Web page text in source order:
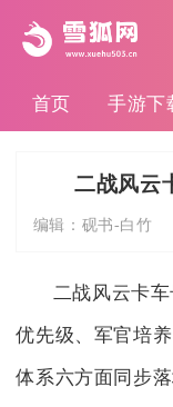
首页 手游下
二战风云
编辑： 砚书-白竹
二战风云卡
优先级、军官培
体系六方面同步